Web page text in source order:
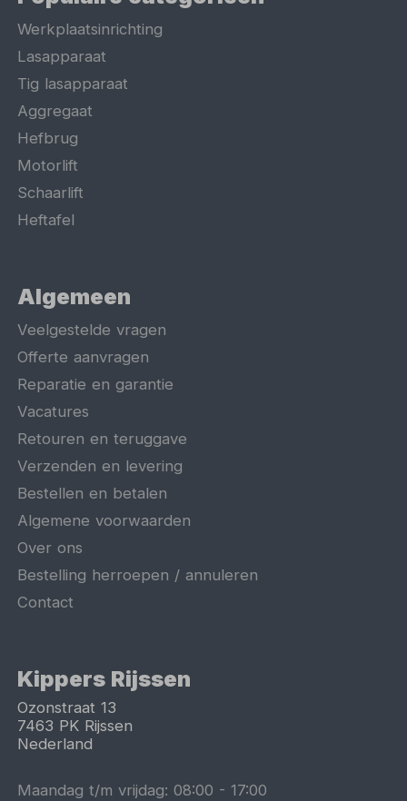
Werkplaatsinrichting
Lasapparaat
Tig lasapparaat
Aggregaat
Hefbrug
Motorlift
Schaarlift
Heftafel
Algemeen
Veelgestelde vragen
Offerte aanvragen
Reparatie en garantie
Vacatures
Retouren en teruggave
Verzenden en levering
Bestellen en betalen
Algemene voorwaarden
Over ons
Bestelling herroepen / annuleren
Contact
Kippers Rijssen
Ozonstraat 13
7463 PK Rijssen
Nederland
Maandag t/m vrijdag:08:00 -17:00